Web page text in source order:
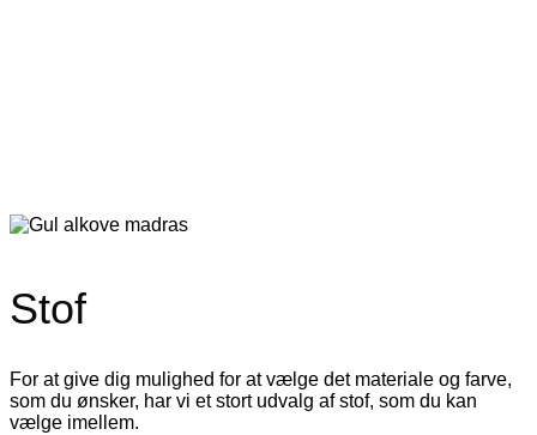
Stof
For at give dig mulighed for at vælge det materiale og farve,
som du ønsker, har vi et stort udvalg af stof, som du kan
vælge imellem.